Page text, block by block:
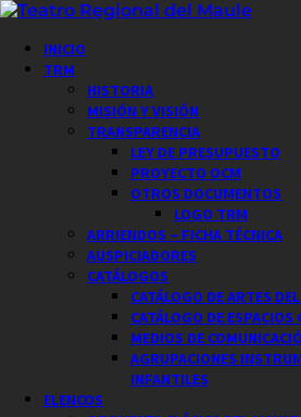
Saltar
contenido
Menú
principal
INICIO
TRM
HISTORIA
MISIÓN Y VISIÓN
TRANSPARENCIA
LEY DE PRESUPUESTO
PROYECTO OCM
OTROS DOCUMENTOS
LOGO TRM
ARRIENDOS – FICHA TÉCNICA
AUSPICIADORES
CATÁLOGOS
CATÁLOGO DE ARTES
CATÁLOGO DE
MEDIOS DE
AGRUPACIONES
INFANTILES
ELENCOS